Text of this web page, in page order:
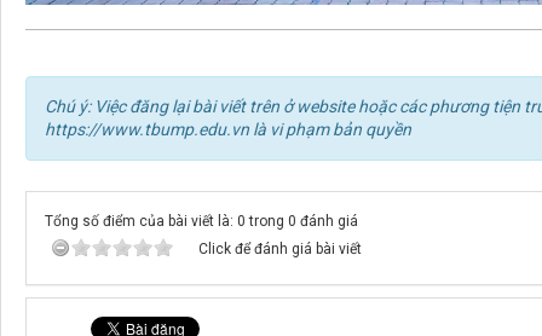
Chú ý: Việc đăng lại bài viết trên ở website hoặc các phương tiện
https://www.tbump.edu.vn là vi phạm bản quyền
Tổng số điểm của bài viết là: 0 trong 0 đánh giá
Click để đánh giá bài viết